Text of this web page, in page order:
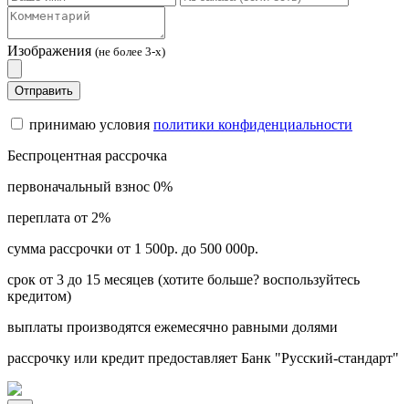
Изображения (не более 3-х)
Отправить
принимаю условия политики конфиденциальности
Беспроцентная рассрочка
первоначальный взнос 0%
переплата от 2%
сумма рассрочки от 1 500р. до 500 000р.
срок от 3 до 15 месяцев (хотите больше? воспользуйтесь
кредитом)
выплаты производятся ежемесячно равными долями
рассрочку или кредит предоставляет Банк "Русский-стандарт"